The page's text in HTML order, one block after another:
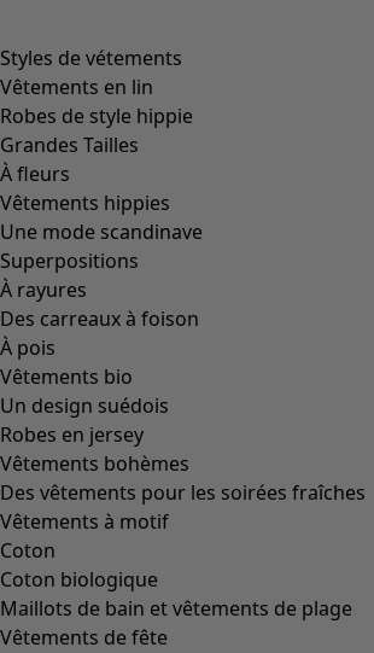
Styles de vétements
Vêtements en lin
Robes de style hippie
Grandes Tailles
À fleurs
Vêtements hippies
Une mode scandinave
Superpositions
À rayures
Des carreaux à foison
À pois
Vêtements bio
Un design suédois
Robes en jersey
Vêtements bohèmes
Des vêtements pour les soirées fraîches
Vêtements à motif
Coton
Coton biologique
Maillots de bain et vêtements de plage
Vêtements de fête